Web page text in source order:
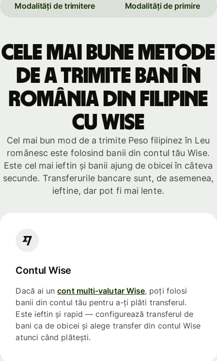
Modalități de trimitere Modalități de primire
Cele mai bune metode
de a trimite bani în
România din Filipine
cu Wise
Cel mai bun mod de a trimite Peso filipinez în Leu
românesc este folosind banii din contul tău Wise.
Este cel mai ieftin și banii ajung de obicei în câteva
secunde. Transferurile bancare sunt, de asemenea,
ieftine, dar pot fi mai lente.
Contul Wise
Dacă ai uncont multi-valutar Wise, poți folosi
banii din contul tău pentru a-ți plăti transferul.
Este ieftin și rapid — configurează transferul de
bani ca de obicei și alege transfer din contul Wise
atunci când plătești.